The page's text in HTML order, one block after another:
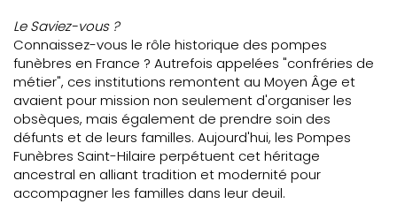
Le Saviez-vous ?
Connaissez-vous le rôle historique des pompes
funèbres en France ? Autrefois appelées "confréries de
métier", ces institutions remontent au Moyen Âge et
avaient pour mission non seulement d'organiser les
obsèques, mais également de prendre soin des
défunts et de leurs familles. Aujourd'hui, les Pompes
Funèbres Saint-Hilaire perpétuent cet héritage
ancestral en alliant tradition et modernité pour
accompagner les familles dans leur deuil.